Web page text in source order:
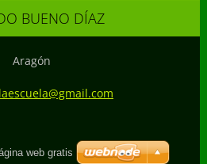
BUENO DÍAZ
Aragón
aescuela@gmail.com
web gratis